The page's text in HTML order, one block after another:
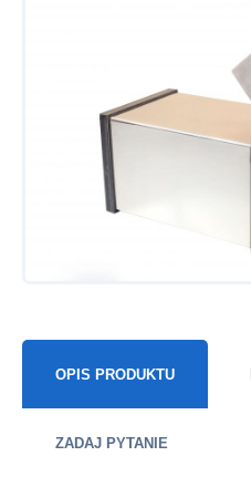
OPIS PRODUKTU
ZADAJ PYTANIE